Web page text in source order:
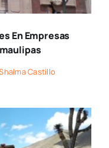
En Empresas
Castillo